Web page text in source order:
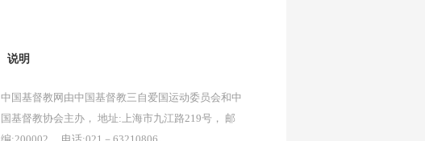
说明
中国基督教网由中国基督教三自爱国运动委员会和中
国基督教协会主办， 地址:上海市九江路219号， 邮